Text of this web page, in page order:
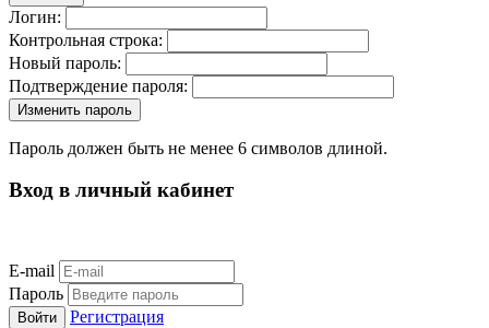
Логин:
Контрольная строка:
Новый пароль:
Подтверждение пароля:
Пароль должен быть не менее 6 символов длиной.
Вход в личный кабинет
E-mail
Пароль
Регистрация